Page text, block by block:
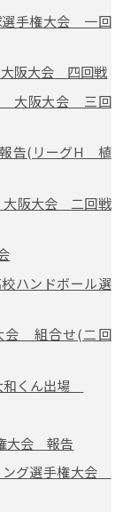
選手権大会 一回
阪大会 四回戦
大阪大会 三回
告(リーグH 植
阪大会 二回戦
ハンドボール選
会 組合せ(二回
くん出場
大会 報告
グ選手権大会